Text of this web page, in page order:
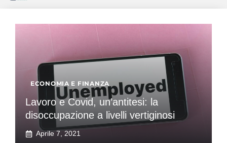
ECONOMIA E FINANZA
Lavoro e Covid, un’antitesi: la
disoccupazione a livelli vertiginosi
Aprile 7, 2021